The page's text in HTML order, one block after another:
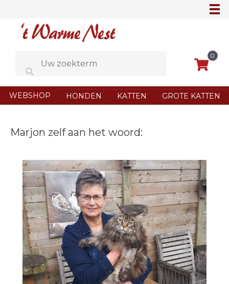
0
WEBSHOP HONDEN KATTEN GROTE KATTEN
Marjon zelf aan het woord: